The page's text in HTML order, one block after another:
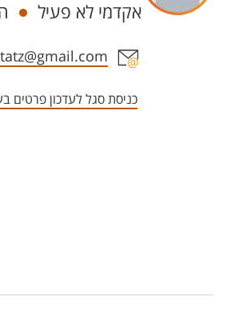
יחידות
אקדמי לא פעיל
אזור צור קשר עם
כניסת סגל לעדכון פרטים